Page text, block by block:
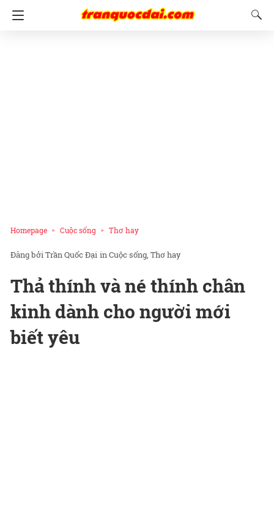
Homepage Cuộc sống Thơ hay
Trần Quốc Đại inCuộc sống Thơ hay
Thả thính và né thính chân
kinh dành cho người mới
biết yêu